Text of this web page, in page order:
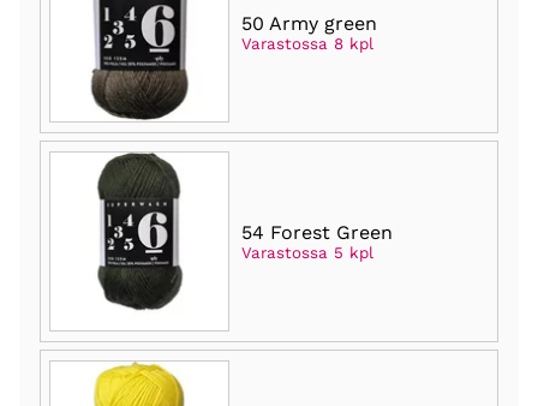
50 Army green
Varastossa 8 kpl
54 Forest Green
Varastossa 5 kpl